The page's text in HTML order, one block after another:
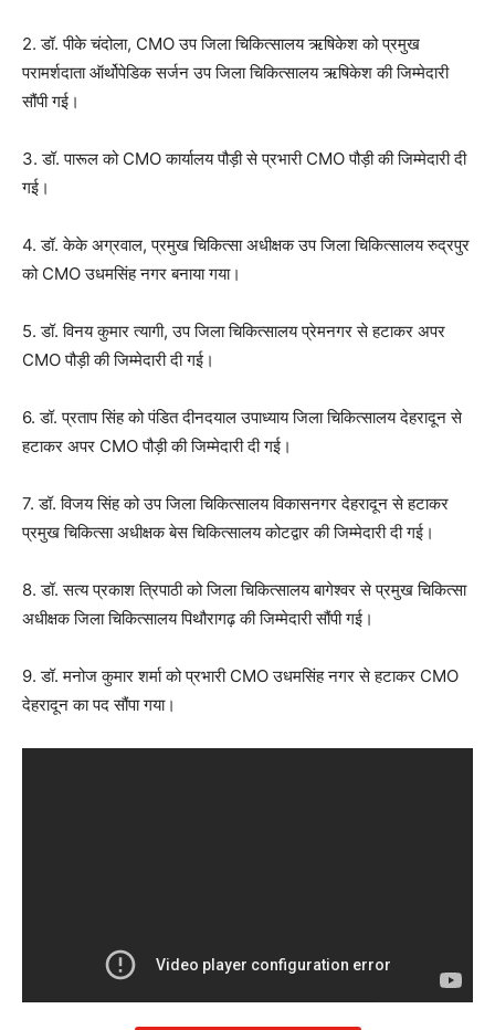
2. डॉ. पीके चंदोला, CMO उप जिला चिकित्सालय ऋषिकेश को प्रमुख
परामर्शदाता ऑर्थोपेडिक सर्जन उप जिला चिकित्सालय ऋषिकेश की जिम्मेदारी
सौंपी गई।
3. डॉ. पारूल को CMO कार्यालय पौड़ी से प्रभारी CMO पौड़ी की जिम्मेदारी दी
गई।
4. डॉ. केके अग्रवाल, प्रमुख चिकित्सा अधीक्षक उप जिला चिकित्सालय रुद्रपुर
को CMO उधमसिंह नगर बनाया गया।
5. डॉ. विनय कुमार त्यागी, उप जिला चिकित्सालय प्रेमनगर से हटाकर अपर
CMO पौड़ी की जिम्मेदारी दी गई।
6. डॉ. प्रताप सिंह को पंडित दीनदयाल उपाध्याय जिला चिकित्सालय देहरादून से
हटाकर अपर CMO पौड़ी की जिम्मेदारी दी गई।
7. डॉ. विजय सिंह को उप जिला चिकित्सालय विकासनगर देहरादून से हटाकर
प्रमुख चिकित्सा अधीक्षक बेस चिकित्सालय कोटद्वार की जिम्मेदारी दी गई।
8. डॉ. सत्य प्रकाश त्रिपाठी को जिला चिकित्सालय बागेश्वर से प्रमुख चिकित्सा
अधीक्षक जिला चिकित्सालय पिथौरागढ़ की जिम्मेदारी सौंपी गई।
9. डॉ. मनोज कुमार शर्मा को प्रभारी CMO उधमसिंह नगर से हटाकर CMO
देहरादून का पद सौंपा गया।